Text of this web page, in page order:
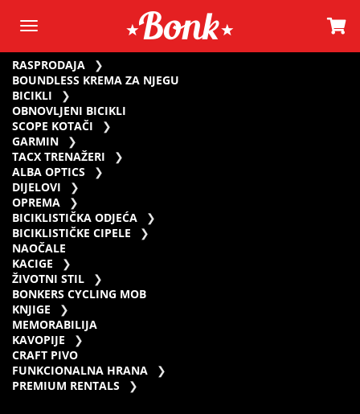
RASPRODAJA
BOUNDLESS KREMA ZA NJEGU
BICIKLI
OBNOVLJENI BICIKLI
SCOPE KOTAČI
GARMIN
TACX TRENAŽERI
ALBA OPTICS
DIJELOVI
OPREMA
BICIKLISTIČKA ODJEĆA
BICIKLISTIČKE CIPELE
NAOČALE
KACIGE
ŽIVOTNI STIL
BONKERS CYCLING MOB
KNJIGE
MEMORABILIJA
KAVOPIJE
CRAFT PIVO
FUNKCIONALNA HRANA
PREMIUM RENTALS